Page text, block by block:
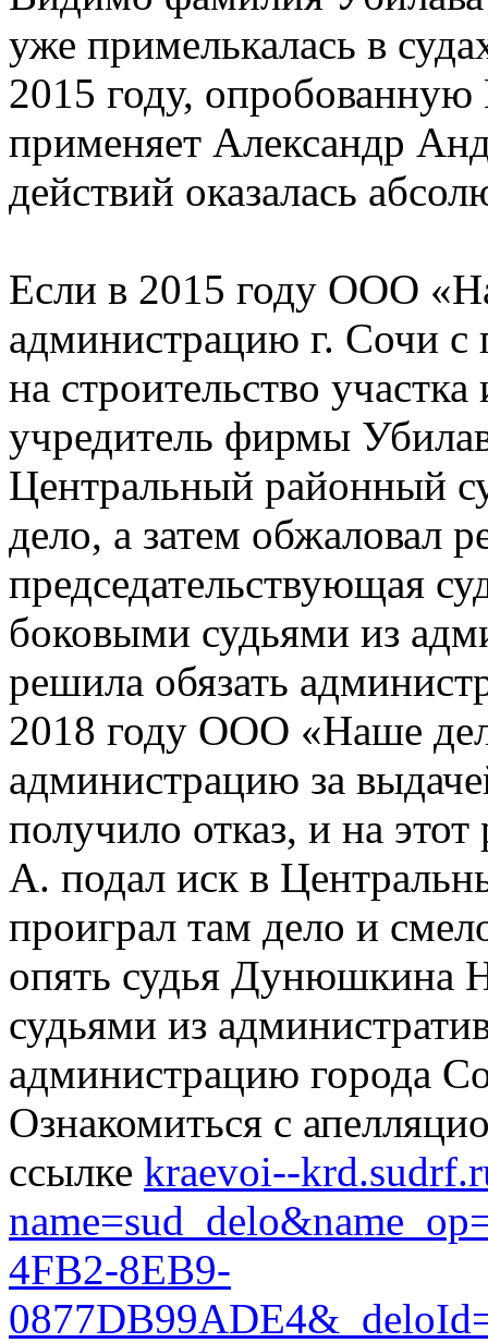
уже примелькалась в
2015 году,
применяет Александр
действий оказалась
Если в 2015 году ООО
администрацию г. Сочи с
на строительство
учредитель фирмы
Центральный районный
дело, а затем обжаловал
председательствующая
боковыми судьями из
решила обязать
2018 году ООО «Наше
администрацию за
получило отказ, и на
А. подал иск в
проиграл там дело и
опять судья Дунюшкина
судьями из
администрацию города
Ознакомиться с
ссылке kraevoi--
4FB2-8EB9-